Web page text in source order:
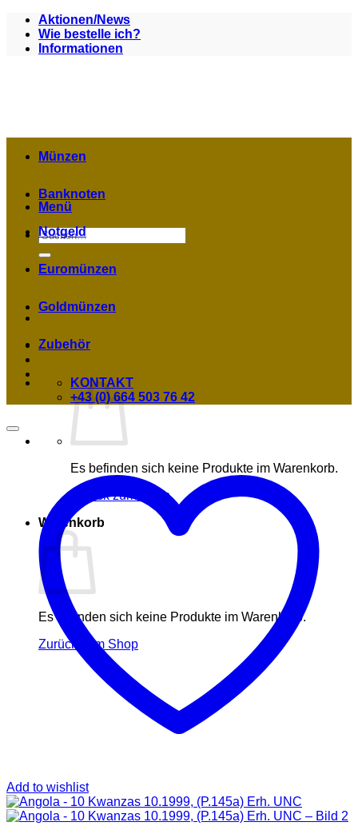
Zum
Inhalt
springen
Aktionen/News
Wie bestelle ich?
Informationen
Menü
Suchen
nach:
Es befinden sich keine Produkte im Warenkorb.
Zurück zum Shop
Warenkorb
Es befinden sich keine Produkte im Warenkorb.
Zurück zum Shop
Münzen
Banknoten
Notgeld
Euromünzen
Goldmünzen
Zubehör
KONTAKT
+43 (0) 664 503 76 42
Add to wishlist